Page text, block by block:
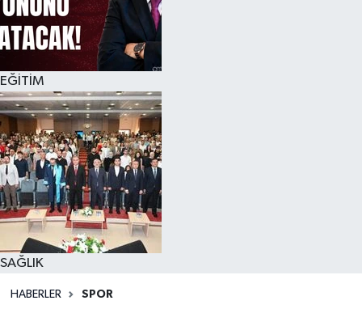
EĞİTİM
SAĞLIK
HABERLER SPOR